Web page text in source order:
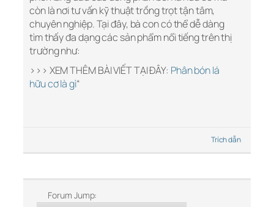
còn là nơi tư vấn kỹ thuật trồng trọt tận tâm,
chuyên nghiệp. Tại đây, bà con có thể dễ dàng
tìm thấy đa dạng các sản phẩm nổi tiếng trên thị
trường như:
>>> XEM THÊM BÀI VIẾT TẠI ĐÂY: Phân bón lá
hữu cơ là gì“
Trích dẫn
Forum Jump: